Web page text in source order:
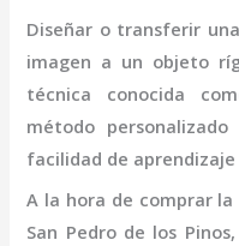
Diseñar o transferir
imagen a un objeto
técnica conocida
método
facilidad de
A la hora de comprar la
San Pedro de los Pinos,